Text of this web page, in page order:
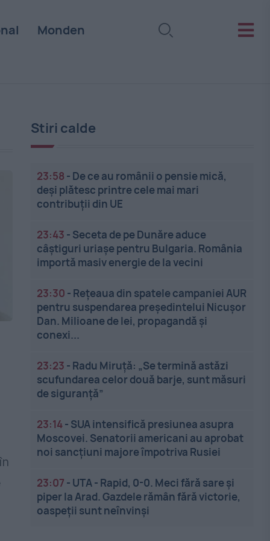
Monden
Stiri calde
23:58 - De ce au românii o pensie mică,
deși plătesc printre cele mai mari
contribuții din UE
23:43 - Seceta de pe Dunăre aduce
câștiguri uriașe pentru Bulgaria. România
importă masiv energie de la vecini
23:30 - Rețeaua din spatele campaniei AUR
pentru suspendarea președintelui Nicușor
Dan. Milioane de lei, propagandă și
conexi...
23:23 - Radu Miruță: „Se termină astăzi
scufundarea celor două barje, sunt măsuri
de siguranţă”
23:14- SUA intensifică presiunea asupra
Moscovei. Senatorii americani au aprobat
noi sancțiuni majore împotriva Rusiei
23:07 - UTA - Rapid, 0-0. Meci fără sare și
piper la Arad. Gazdele rămân fără victorie,
oaspeții sunt neînvinși